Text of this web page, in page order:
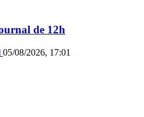
de 12h
05/08/2026, 17:01